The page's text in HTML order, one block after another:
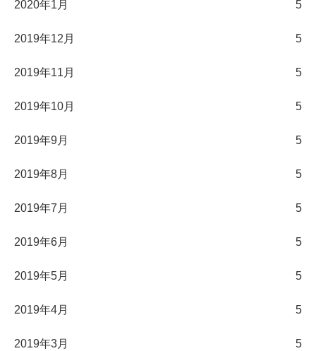
2020年1月 5
2019年12月 5
2019年11月 5
2019年10月 5
2019年9月 5
2019年8月 5
2019年7月 5
2019年6月 5
2019年5月 5
2019年4月 5
2019年3月 5